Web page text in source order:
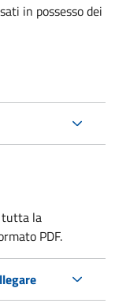
in possesso dei
tutta la
PDF.